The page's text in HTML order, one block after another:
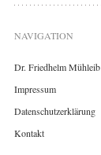
NAVIGATION
Dr. Friedhelm Mühleib
Impressum
Datenschutzerklärung
Kontakt